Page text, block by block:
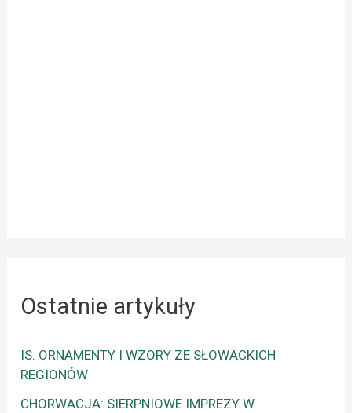
Ostatnie artykuły
IS: ORNAMENTY I WZORY ZE SŁOWACKICH
REGIONÓW
CHORWACJA: SIERPNIOWE IMPREZY W